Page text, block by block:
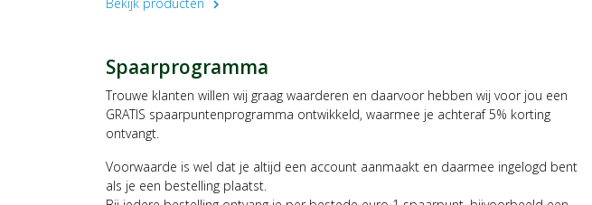
chevron_right
Spaarprogramma
Trouwe klanten willen wij graag waarderen en daarvoor hebben wij voor jou een
GRATIS spaarpuntenprogramma ontwikkeld, waarmee je achteraf 5% korting
ontvangt.
Voorwaarde is wel dat je altijd een account aanmaakt en daarmee ingelogd bent
als je een bestelling plaatst.